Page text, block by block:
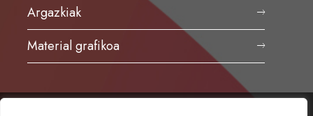
Argazkiak
Material grafikoa